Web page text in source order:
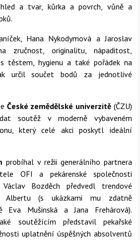
a tvar, kůrka a povrch, vůně a
Hana Nykodymová a Jaroslav
zručnost, originalitu, nápaditost,
těstem, hygienu a také pořádek na
určil součet bodů za jednotlivé
České zemědělské univerzitě (ČZU)
soutěž v moderně vybaveném
který celé akci poskytl ideální
probíhal v režii generálního partnera
OFI a pekárenské společnosti
Bozděch předvedl trendové
Albertu (s ukázkami mu zdatně
Eva Mušinská a Jana Frehárová).
soutěžícím představil pekařské
uplatnění úspěšných absolventů